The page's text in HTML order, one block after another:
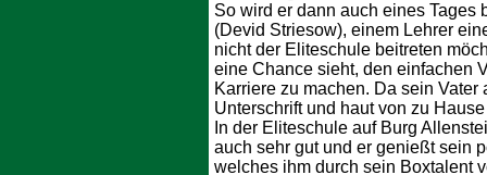
So wird er dann auch eines Tages
(Devid Striesow), einem Lehrer
nicht der Eliteschule beitreten
eine Chance sieht, den einfachen
Karriere zu machen. Da sein
Unterschrift und haut von zu
In der Eliteschule auf Burg
auch sehr gut und er genießt sein
welches ihm durch sein Boxtalent